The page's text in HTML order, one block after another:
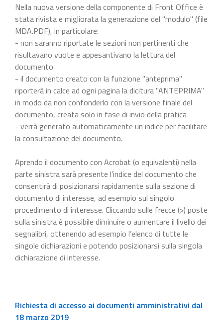
Nella nuova versione della componente di Front Office è
stata rivista e migliorata la generazione del "modulo" (file
MDA.PDF), in particolare:
- non saranno riportate le sezioni non pertinenti che
risultavano vuote e appesantivano la lettura del
documento
- il documento creato con la funzione "anteprima"
riporterà in calce ad ogni pagina la dicitura "ANTEPRIMA"
in modo da non confonderlo con la versione finale del
documento, creata solo in fase di invio della pratica
- verrà generato automaticamente un indice per facilitare
la consultazione del documento.
Aprendo il documento con Acrobat (o equivalenti) nella
parte sinistra sarà presente l’indice del documento che
consentirà di posizionarsi rapidamente sulla sezione di
documento di interesse, ad esempio sul singolo
procedimento di interesse. Cliccando sulle frecce (>) poste
sulla sinistra è possibile diminuire o aumentare il livello dei
segnalibri, ottenendo ad esempio l’elenco di tutte le
singole dichiarazioni e potendo posizionarsi sulla singola
dichiarazione di interesse.
Richiesta di accesso ai documenti amministrativi dal
18 marzo 2019